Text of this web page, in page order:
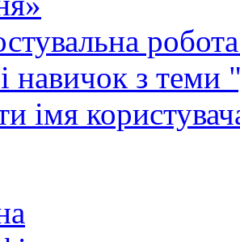
навичок з теми
імя